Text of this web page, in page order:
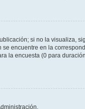
si no la visualiza,
encuentre en la
la encuesta (0 para